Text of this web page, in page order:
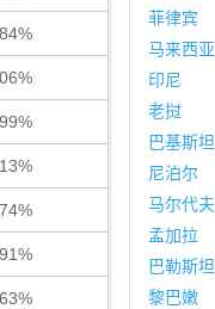
菲律宾
马来西亚
印尼
老挝
巴基斯坦
尼泊尔
马尔代夫
孟加拉
巴勒斯坦
黎巴嫩